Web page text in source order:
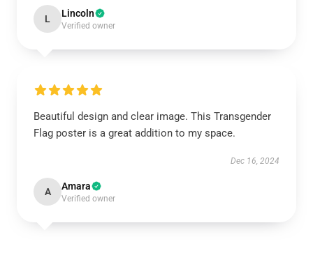
L Lincoln
Verified owner
Beautiful design and clear image. This Transgender
Flag poster is a great addition to my space.
Dec 16, 2024
A Amara
Verified owner